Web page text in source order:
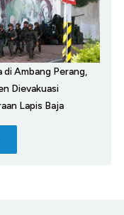
di Ambang Perang,
Dievakuasi
Lapis Baja